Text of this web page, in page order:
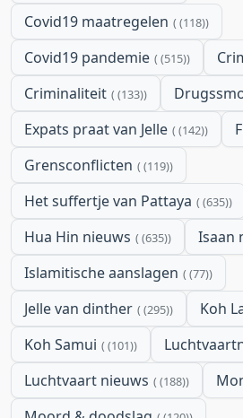
Covid19 maatregelen (118)
Covid19 pandemie (515)
Criminaliteit (133)
Expats praat van Jelle (142)
Grensconflicten (119)
Het suffertje van Pattaya (635)
Hua Hin nieuws (635) Isaan
Islamitische aanslagen (77)
Jelle van dinther (295) Koh
Koh Samui (101)
Luchtvaart nieuws (188)